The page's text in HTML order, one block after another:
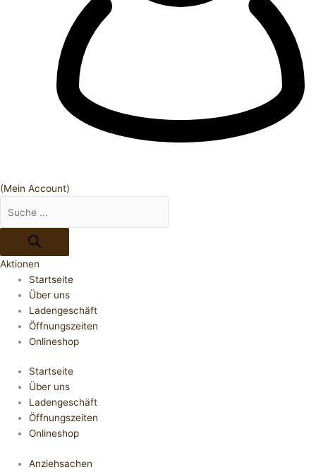
(Mein Account)
Aktionen
Startseite
Über uns
Ladengeschäft
Öffnungszeiten
Onlineshop
Startseite
Über uns
Ladengeschäft
Öffnungszeiten
Onlineshop
Anziehsachen